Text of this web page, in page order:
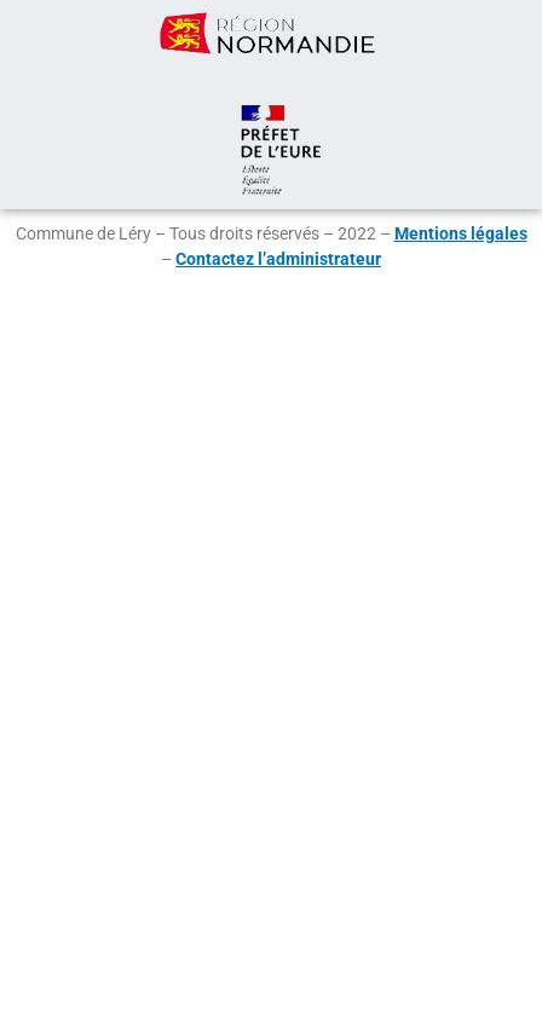
Commune de Léry – Tous droits réservés – 2022 – Mentions légales
– Contactez l’administrateur